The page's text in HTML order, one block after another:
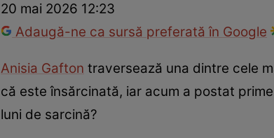
20 mai 2026 12:23
Adaugă-ne ca sursă preferată în Google
Anisia Gafton traversează una dintre cele
că este însărcinată, iar acum a postat
luni de sarcină?